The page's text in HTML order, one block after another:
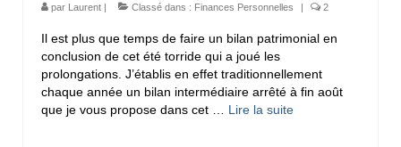
par Laurent | Classé dans : Finances Personnelles | 2
Il est plus que temps de faire un bilan patrimonial en
conclusion de cet été torride qui a joué les
prolongations. J’établis en effet traditionnellement
chaque année un bilan intermédiaire arrêté à fin août
que je vous propose dans cet … Lire la suite­­